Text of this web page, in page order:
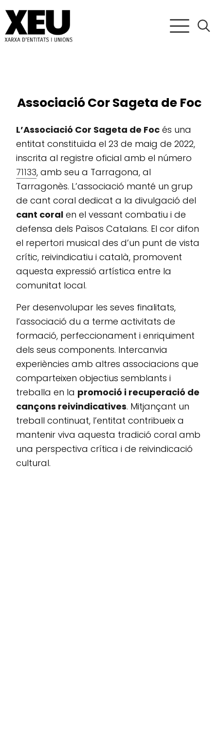
Associació Cor Sageta de Foc
L’Associació Cor Sageta de Foc és una
entitat constituïda el 23 de maig de 2022,
inscrita al registre oficial amb el número
71133, amb seu a Tarragona, al
Tarragonès. L’associació manté un grup
de cant coral dedicat a la divulgació del
cant coral en el vessant combatiu i de
defensa dels Països Catalans. El cor difon
el repertori musical des d’un punt de vista
crític, reivindicatiu i català, promovent
aquesta expressió artística entre la
comunitat local.
Per desenvolupar les seves finalitats,
l’associació du a terme activitats de
formació, perfeccionament i enriquiment
dels seus components. Intercanvia
experiències amb altres associacions que
comparteixen objectius semblants i
treballa en la promoció i recuperació de
cançons reivindicatives. Mitjançant un
treball continuat, l’entitat contribueix a
mantenir viva aquesta tradició coral amb
una perspectiva crítica i de reivindicació
cultural.